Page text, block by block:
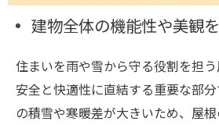
建物全体の機能性や美観
住まいを雨や雪から守る役割を担
安全と快適性に直結する重要な部
の積雪や寒暖差が大きいため、屋